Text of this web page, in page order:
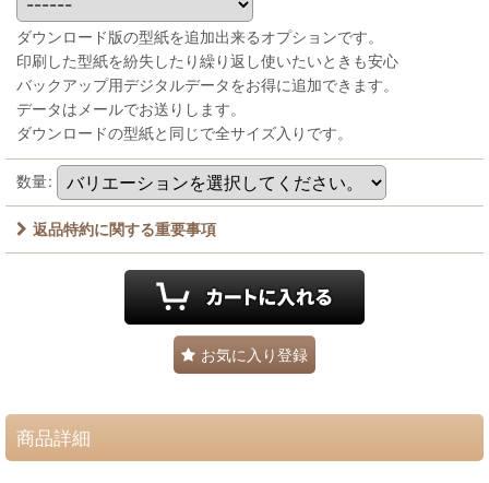
ダウンロード版の型紙を追加出来るオプションです。
印刷した型紙を紛失したり繰り返し使いたいときも安心
バックアップ用デジタルデータをお得に追加できます。
データはメールでお送りします。
ダウンロードの型紙と同じで全サイズ入りです。
数量:
返品特約に関する重要事項
お気に入り登録
商品詳細